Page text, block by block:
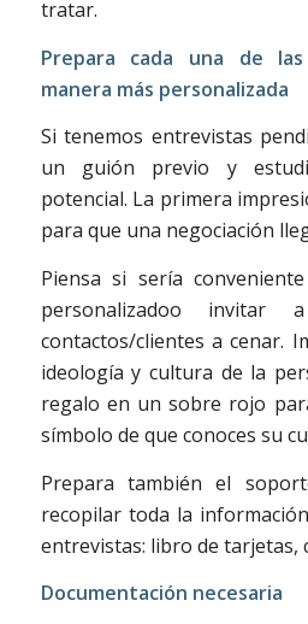
tratar.
Prepara cada una de
manera más personalizada
Si tenemos entrevistas
un guión previo y
potencial. La primera
para que una negociación
Piensa si sería
personalizadoo
contactos/clientes a cenar.
ideología y cultura de la
regalo en un sobre rojo
símbolo de que conoces su
Prepara también el
recopilar toda la
entrevistas: libro de tarjetas,
Documentación necesaria